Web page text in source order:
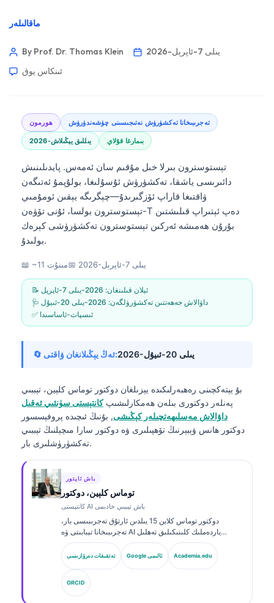
ماقالىلەر
By Prof. Dr. Thomas Klein
2026-يىلى 7-ئاپرېل
ئىنكاس يوق
ھورمون تەجرىبىخانا تەكشۈرۈش نەتىجىسىنى چۈشەندۈرۈش
2026-يىللىق يېڭىلاش بىمارغا قۇلاي
تېستوسترون بىرلا خىل مۇقىم سان ئەمەس. پايدىلىنىش
دائىرىسى ياشقا، تەكشۈرۈش ئۇسۇلىغا، بولۇپمۇ ئەتىگەن
ۋاقتىغا قاراپ ئۆزگىرىدۇ—چېگرىگە يېقىن ئومۇمىي
تېستوسترون بولسا، ئۇنى تۆۋەن-T دەپ ئېتىراپ قىلىشتىن
بۇرۇن ھەمىشە ئەركىن تېستوسترون تەكشۈرۈشى كېرەك
بولىدۇ.
📖 ~11 مىنۇت📅 2026-يىلى 7-ئاپرېل
📝 ئېلان قىلىنغان: 2026-يىلى 7-ئاپرېل
🩺 داۋالاش جەھەتتىن تەكشۈرۈلگەن: 2026-يىلى 20-ئىيۇل
✅ ئىسپات-ئاساسىدا
🔄 ئەڭ يېڭىلانغان ۋاقتى: 2026-يىلى 20-ئىيۇل
بۇ يېتەكچىنى رەھبەرلىكىدە يېزىلغان دوكتور توماس كلېين، تېببىي
پەنلەر دوكتورى بىلەن ھەمكارلىشىپكانتېستى سۈنئىي ئەقىل
داۋالاش مەسلىھەتچىلەر كېڭىشى, بۇنىڭ ئىچىدە پروفېسسور
دوكتور ھانس ۋېبېرنىڭ تۆھپىلىرى ۋە دوكتور سارا مىچېلنىڭ تېببىي
تەكشۈرۈشلىرى بار.
باش ئاپتور
توماس كلېين، دوكتور
كانتېستى AI باش تېببىي خادىمى
دوكتور توماس كلاین 15 يىلدىن ئارتۇق تەجرىبىسى بار،
تەجرىبىخانا تېبابىتى ۋە AI ياردەملىك كلىنىكىلىق تەھلىل
ساھەسىدە مۇتەخەسسىس، تاختا تەرىپىدىن گۇۋاھنامە ئالغان
كلىنىكىلىق گېماتولوگ ۋە ئىچكى كېسەللىكلەر دوختۇرى.
Kantesti AI دا باش دوختۇر (Chief Medical Officer)
بولۇش سۈپىتى بىلەن، ئۇ خاس ئىگىدارچىلىقتىكى نېرۋا
تورىنىڭ داۋالاش توغرىلىقىغا كلىنىكىلىق نازارەت قىلىدۇ.
دوكتور كلاین بىئوماركىرنى ئىزاھلاش ۋە تەجرىبىخانا دىئاگنوزى
تەتقىقات دەرۋازىسى Google ئالىمى Academia.edu
ORCID